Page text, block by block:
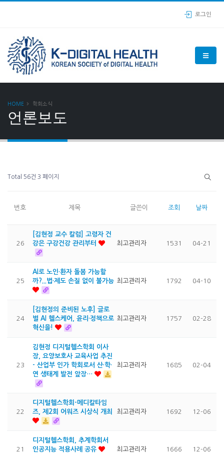
로그인
HOME 학회소식
언론보도
Total 56건 3 페이지
번호 제목 글쓴이 조회 날짜
26
[김현정 교수 칼럼] 고령자 건
강은 구강건강 관리부터
최고관리자 1531 04-21
25
AI로 노인·환자 돌봄 가능할
까?...법·제도 손질 없이 불가능 최고관리자 1792 04-10
24
[김현정의 준비된 노후] 글로
벌 AI 헬스케어, 윤리·정책으로
혁신을!
최고관리자 1757 02-28
23
김현정 디지털헬스학회 이사
장, 요양보호사 교육사업 추진
- 산업부 인가 학회로서 산·학·
연 생태계 발전 앞장…
최고관리자 1685 02-04
22
디지털헬스학회-메디칼타임
즈, 제2회 어워즈 시상식 개최
최고관리자 1692 12-06
21
디지털헬스학회, 추계학회서
인공지능 적용사례 공유
최고관리자 1666 12-06